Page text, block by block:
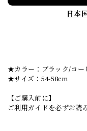
日本
★カラー：ブラック/コー
★サイズ：54-58cm
【ご購入前に】
ご利用ガイドを必ずお読